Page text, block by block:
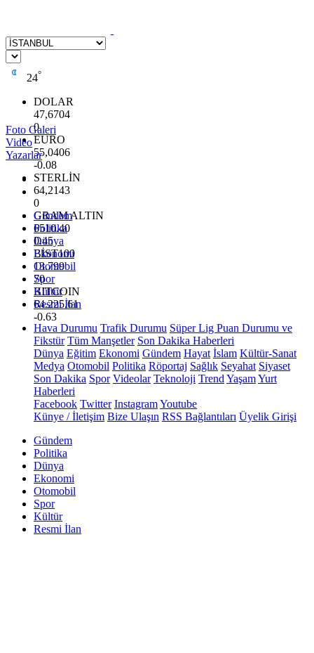
24°
DOLAR
47,6704
0
EURO
55,0406
-0.08
STERLİN
64,2143
0
GRAM ALTIN
6510.40
0.45
BİST100
13.799
70
BITCOIN
64.225,61
-0.63
Foto Galeri
Video
Yazarlar
Gündem
Politika
Dünya
Ekonomi
Otomobil
Spor
Kültür
Resmi İlan
Hava Durumu Trafik Durumu Süper Lig Puan Durumu ve
Fikstür Tüm Manşetler Son Dakika Haberleri
Dünya Eğitim Ekonomi Gündem Hayat İslam Kültür-Sanat
Medya Otomobil Politika Röportaj Sağlık Seyahat Siyaset
Son Dakika Spor Videolar Teknoloji Trend YaşamYurt
Haberleri
Facebook Twitter InstagramYoutube
Künye / İletişim Bize Ulaşın RSS Bağlantıları Üyelik Girişi
Gündem
Politika
Dünya
Ekonomi
Otomobil
Spor
Kültür
Resmi İlan